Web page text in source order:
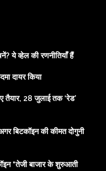
ये व्हेल की रणनीतियाँ हैं
दायर किया
तैयार, 28 जुलाई तक ‘रेड’
बिटकॉइन की कीमत दोगुनी
“तेजी बाजार के शुरुआती